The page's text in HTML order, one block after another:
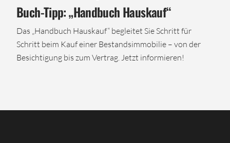
Buch-Tipp: „Handbuch Hauskauf“
Das „Handbuch Hauskauf“ begleitet Sie Schritt für
Schritt beim Kauf einer Bestandsimmobilie – von der
Besichtigung bis zum Vertrag. Jetzt informieren!